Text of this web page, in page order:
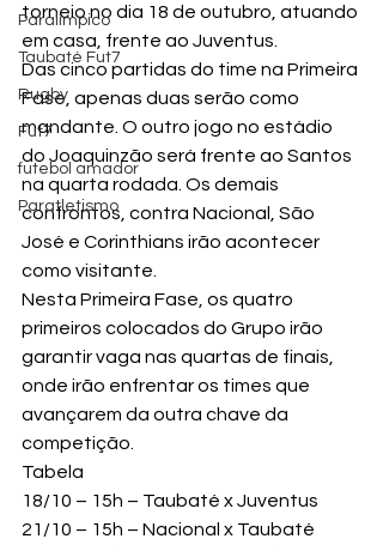
Paralímpico
Taubaté Fut7
Rugby
Fut7
futebol amador
Paratletismo
torneio no dia 18 de outubro, atuando
em casa, frente ao Juventus.
Das cinco partidas do time na Primeira
Fase, apenas duas serão como
mandante. O outro jogo no estádio
do Joaquinzão será frente ao Santos
na quarta rodada. Os demais
confrontos, contra Nacional, São
José e Corinthians irão acontecer
como visitante.
Nesta Primeira Fase, os quatro
primeiros colocados do Grupo irão
garantir vaga nas quartas de finais,
onde irão enfrentar os times que
avançarem da outra chave da
competição.
Tabela
18/10 – 15h – Taubaté x Juventus
21/10 – 15h – Nacional x Taubaté